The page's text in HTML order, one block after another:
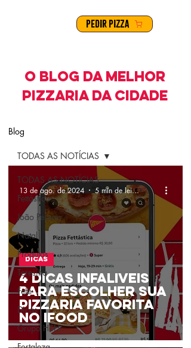
PEDIR PIZZA
O BLOG DA MELHOR
PIZZARIA DA CIDADE
Blog
TODAS AS NOTÍCIAS
Fettástica
João Pessoa
Natal
Produtos
Teresina
Fefê
Dicas
Grupo HSH
TODAS AS NOTÍCIAS
4 Dicas Infalíveis
para Escolher sua
Pizzaria Favorita
no iFood
Dicas
13 de ago. de 2024 5 min de leitura